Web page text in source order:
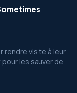
rendre visite à leur
les sauver de